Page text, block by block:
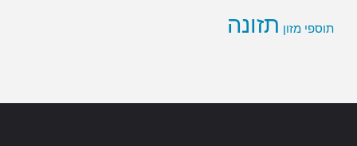
תוספי מזון תזונה